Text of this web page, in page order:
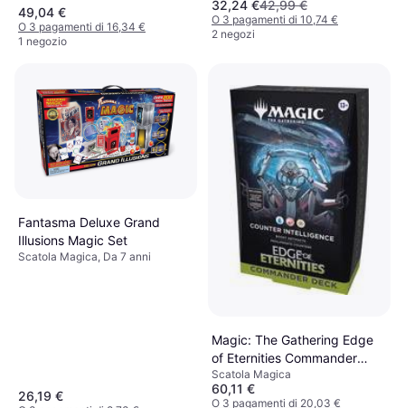
49,04 €
O 3 pagamenti di 16,34 €
1 negozio
32,24 €42,99 €
O 3 pagamenti di 10,74 €
2 negozi
Fantasma Deluxe Grand
Illusions Magic Set
Scatola Magica, Da 7 anni
26,19 €
Magic: The Gathering Edge
of Eternities Commander
Deck
Scatola Magica
60,11 €
O 3 pagamenti di 20,03 €